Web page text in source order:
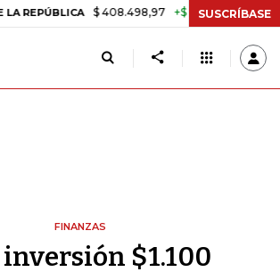
$ 408.498,97 +$ 8.753,81 +2,19%
SUSCRÍBASE
FINANZAS
inversión $1.100